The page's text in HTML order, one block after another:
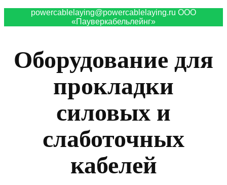
powercablelaying@powercablelaying.ru ООО
«Пауверкабельлейнг»
Оборудование для
прокладки
силовых и
слаботочных
кабелей